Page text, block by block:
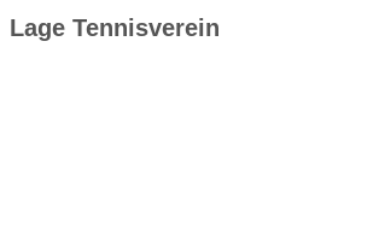
Lage Tennisverein